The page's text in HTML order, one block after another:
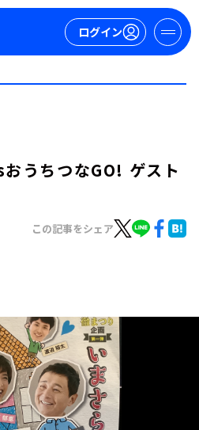
ログイン
うちつなGO! ゲスト
この記事をシェア